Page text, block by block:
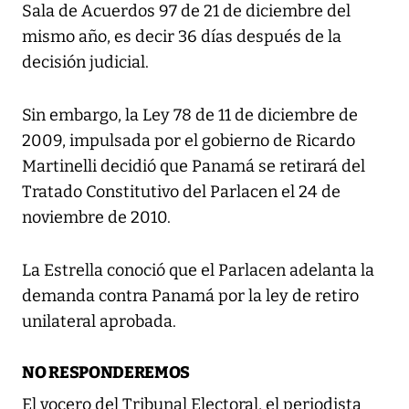
Sala de Acuerdos 97 de 21 de diciembre del
mismo año, es decir 36 días después de la
decisión judicial.
Sin embargo, la Ley 78 de 11 de diciembre de
2009, impulsada por el gobierno de Ricardo
Martinelli decidió que Panamá se retirará del
Tratado Constitutivo del Parlacen el 24 de
noviembre de 2010.
La Estrella conoció que el Parlacen adelanta la
demanda contra Panamá por la ley de retiro
unilateral aprobada.
NO RESPONDEREMOS
El vocero del Tribunal Electoral, el periodista